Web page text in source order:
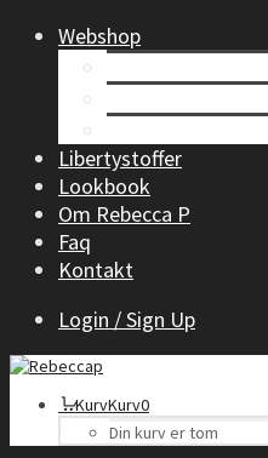
Webshop
Libertystoffer
Lookbook
Om Rebecca P
Faq
Kontakt
Login / Sign Up
KurvKurv0
Din kurv er tom